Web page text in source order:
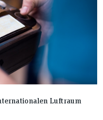
Luftraum